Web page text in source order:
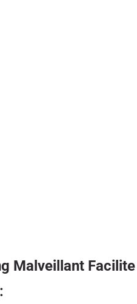
Malveillant Facilite